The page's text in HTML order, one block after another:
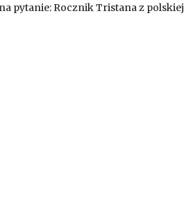
pytanie: Rocznik Tristana z polskiej